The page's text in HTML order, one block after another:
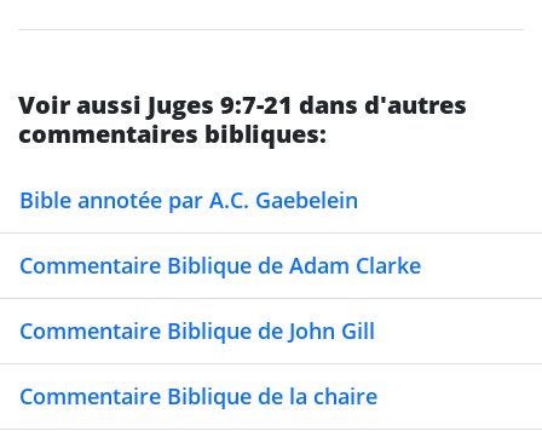
Voir aussi Juges 9:7-21 dans d'autres
commentaires bibliques:
Bible annotée par A.C. Gaebelein
Commentaire Biblique de Adam Clarke
Commentaire Biblique de John Gill
Commentaire Biblique de la chaire